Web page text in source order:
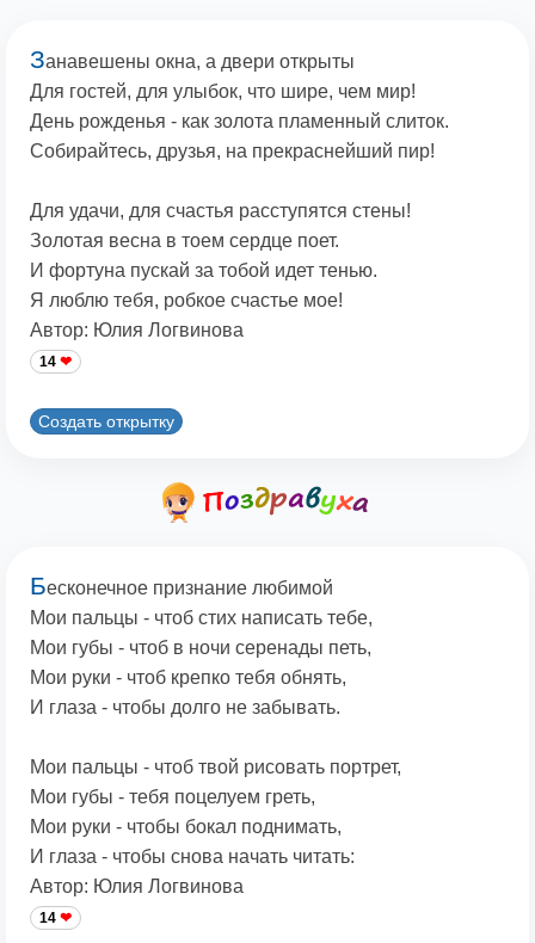
Занавешены окна, а двери открыты
Для гостей, для улыбок, что шире, чем мир!
День рожденья - как золота пламенный слиток.
Собирайтесь, друзья, на прекраснейший пир!
Для удачи, для счастья расступятся стены!
Золотая весна в тоем сердце поет.
И фортуна пускай за тобой идет тенью.
Я люблю тебя, робкое счастье мое!
Автор: Юлия Логвинова
14
Создать открытку
Бесконечное признание любимой
Мои пальцы - чтоб стих написать тебе,
Мои губы - чтоб в ночи серенады петь,
Мои руки - чтоб крепко тебя обнять,
И глаза - чтобы долго не забывать.
Мои пальцы - чтоб твой рисовать портрет,
Мои губы - тебя поцелуем греть,
Мои руки - чтобы бокал поднимать,
И глаза - чтобы снова начать читать:
Автор: Юлия Логвинова
14